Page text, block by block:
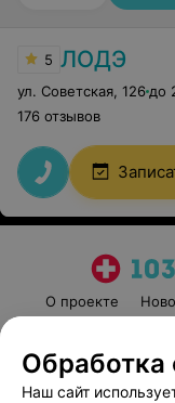
5 ЛОДЭ
ул. Советская 126 до
176 отзывов
О проекте
Обработка
Наш сайт